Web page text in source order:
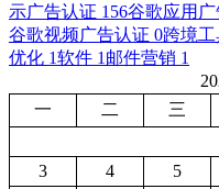
示广告认证 156谷歌应用广
谷歌视频广告认证 0跨境
优化 1软件 1 邮件营销 1
一
二 三
3
4 5